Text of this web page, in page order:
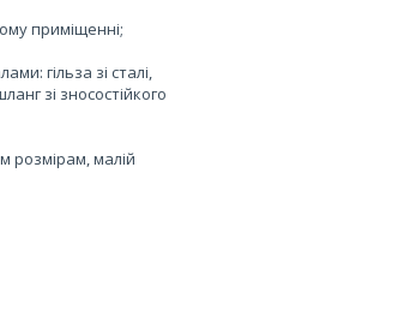
приміщенні;
гільза зі сталі,
зі зносостійкого
розмірам, малій